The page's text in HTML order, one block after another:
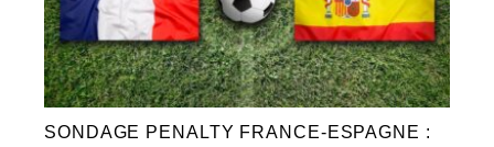
SONDAGE PENALTY FRANCE-ESPAGNE :